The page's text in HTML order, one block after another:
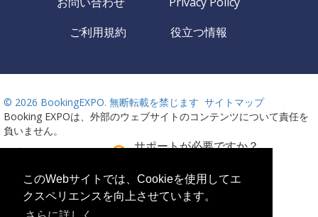
このWebサイトでは、Cookieを使用してエ
クスペリエンスを向上させています。
ご利用規約
役立つ情報
© 2026 BookingEXPO. 無断転載を禁じます サイトマップ
Booking EXPOは、外部のウェブサイトのコンテンツについて責任を
負いません。
語言
サポートが必要ですか？
24時間週7日ご利用可能
+359 2 437 33 42